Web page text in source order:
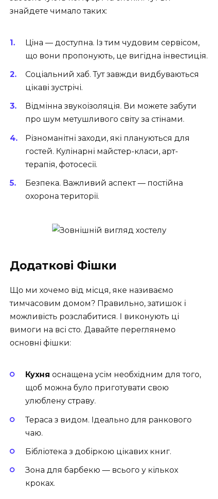
знайдете чимало таких:
Ціна — доступна. Із тим чудовим сервісом,
що вони пропонують, це вигідна інвестиція.
Соціальний хаб. Тут завжди видбуваються
цікаві зустрічі.
Відмінна звукоізоляція. Ви можете забути
про шум метушливого світу за стінами.
Різноманітні заходи, які плануються для
гостей. Кулінарні майстер-класи, арт-
терапія, фотосесії.
Безпека. Важливий аспект — постійна
охорона території.
Додаткові Фішки
Що ми хочемо від місця, яке називаємо
тимчасовим домом? Правильно, затишок і
можливість розслабитися. І виконують ці
вимоги на всі сто. Давайте переглянемо
основні фішки:
Кухня оснащена усім необхідним для того,
щоб можна було приготувати свою
улюблену страву.
Тераса з видом. Ідеально для ранкового
чаю.
Бібліотека з добіркою цікавих книг.
Зона для барбекю — всього у кількох
кроках.